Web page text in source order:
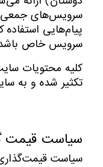
سرویس‏‌های جمعی،
پیام‏‌هایی
سرویس خاص
کلیه محتویات
تکثیر شده و به
سیاست قیمت
سیاست